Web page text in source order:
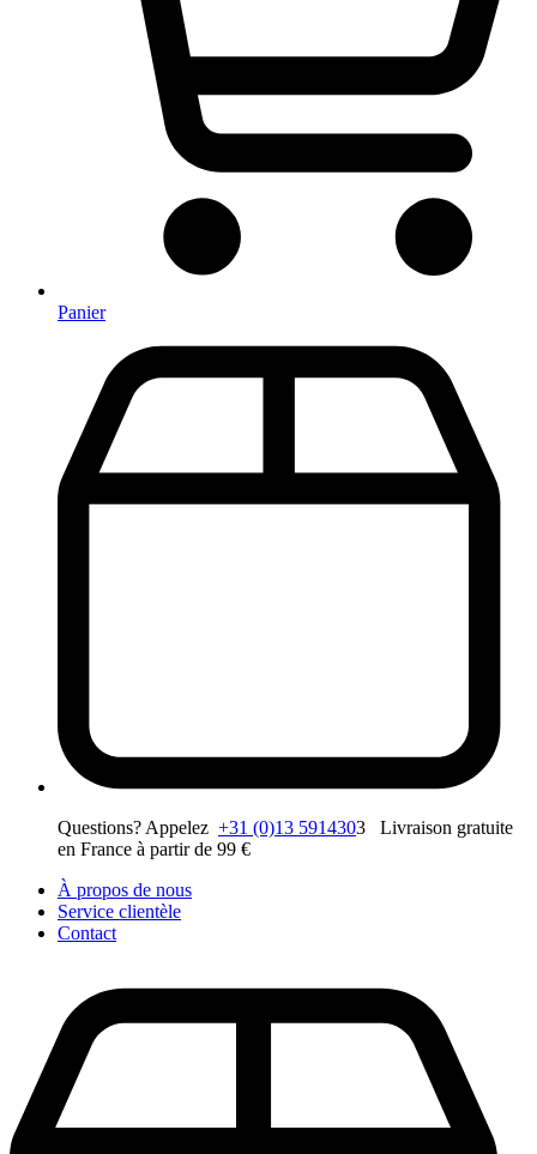
Panier
Questions? Appelez +31 (0)13 5914303 Livraison gratuite
en France à partir de 99 €
À propos de nous
Service clientèle
Contact